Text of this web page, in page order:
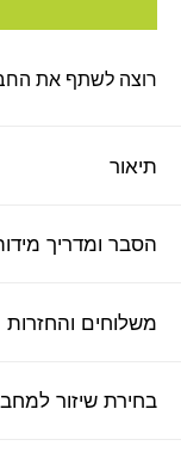
תיאור
הסבר ומדריך
משלוחים והחזרות
בחירת שיזור
רוצה לשתף את